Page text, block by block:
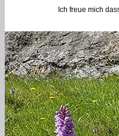
Ich freue mich